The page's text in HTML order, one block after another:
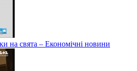
на свята – Економічні новини